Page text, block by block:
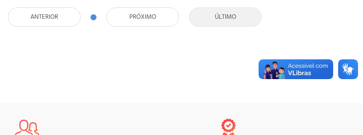
ANTERIOR PRÓXIMO ÚLTIMO